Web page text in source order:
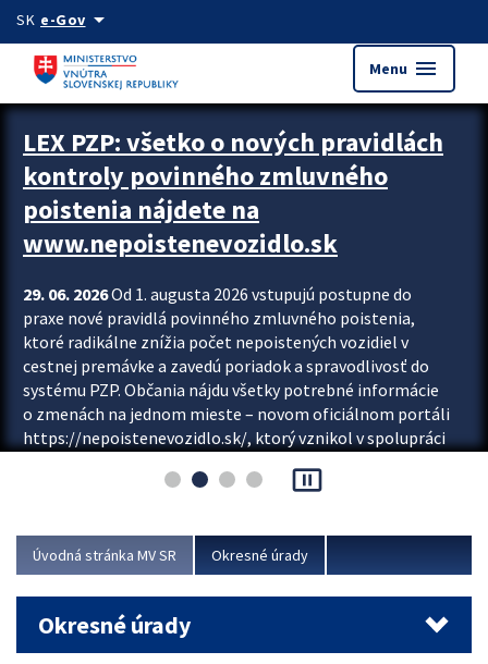
Preskocit na hlavný obsah
SK e-Govarrow_drop_down
Menu menu
Zastavit automatický posun upútavok
LEX PZP: všetko o nových pravidlách
kontroly povinného zmluvného
poistenia nájdete na
www.nepoistenevozidlo.sk
29. 06. 2026Od 1. augusta 2026 vstupujú postupne do
praxe nové pravidlá povinného zmluvného poistenia,
ktoré radikálne znížia počet nepoistených vozidiel v
cestnej premávke a zavedú poriadok a spravodlivosť do
systému PZP. Občania nájdu všetky potrebné informácie
o zmenách na jednom mieste – novom oficiálnom portáli
https://nepoistenevozidlo.sk/, ktorý vznikol v spolupráci
asociácie poisťovní (SLASPO) a Ministerstva vnútra SR.
Viac
pause_presentation
Úvodná stránka MV SR Okresné úrady
Okresné úrady